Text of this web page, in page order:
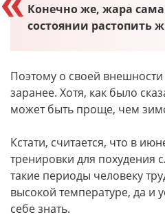
Конечно же, жара сама
состоянии растопить
Поэтому о своей
заранее. Хотя, как было
может быть проще, чем
Кстати, считается, что в
тренировки для похудения
такие периоды человеку
высокой температуре, да и
себе знать.